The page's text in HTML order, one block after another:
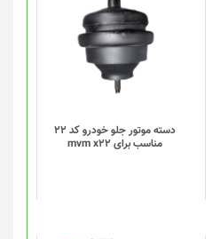
دسته موتور جلو خودرو کد 22
مناسب برای mvm x22